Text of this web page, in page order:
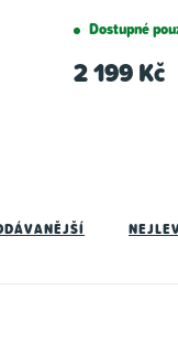
Dostupné
2 199 Kč